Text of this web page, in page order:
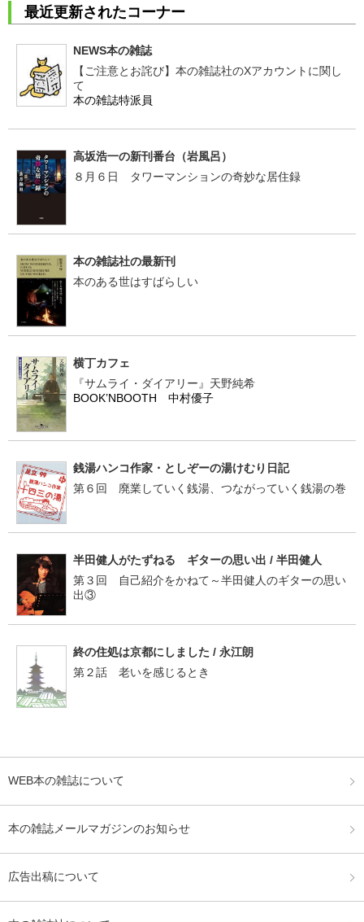
最近更新されたコーナー
NEWS本の雑誌
【ご注意とお詫び】本の雑誌社のXアカウントに関し
て
本の雑誌特派員
高坂浩一の新刊番台（岩風呂）
８月６日 タワーマンションの奇妙な居住録
本の雑誌社の最新刊
本のある世はすばらしい
横丁カフェ
『サムライ・ダイアリー』天野純希
BOOK’NBOOTH 中村優子
銭湯ハンコ作家・としぞーの湯けむり日記
第６回 廃業していく銭湯、つながっていく銭湯の巻
半田健人がたずねる ギターの思い出 / 半田健人
第３回 自己紹介をかねて～半田健人のギターの思い
出③
終の住処は京都にしました / 永江朗
第２話 老いを感じるとき
WEB本の雑誌について
本の雑誌メールマガジンのお知らせ
広告出稿について